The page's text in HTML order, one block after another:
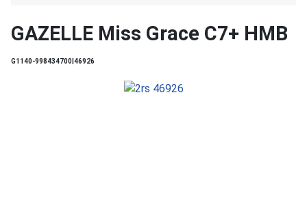
GAZELLE Miss Grace C7+ HMB
G1140-998434700|46926